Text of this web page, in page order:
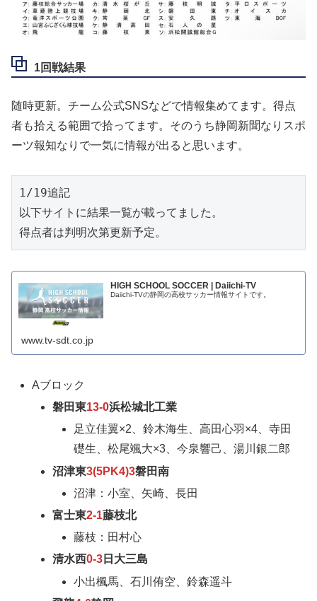
1回戦結果
随時更新。チーム公式SNSなどで情報集めてます。得点
者も拾える範囲で拾ってます。そのうち静岡新聞なりスポ
ーツ報知なりで一気に情報が出ると思います。
1/19追記
以下サイトに結果一覧が載ってました。
得点者は判明次第更新予定。
HIGH SCHOOL SOCCER | Daiichi-TV
Daiichi-TVの静岡の高校サッカー情報サイトです。
www.tv-sdt.co.jp
Aブロック
磐田東13-0浜松城北工業
足立佳翼×2、鈴木海生、高田心羽×4、寺田
礎生、松尾颯大×3、今泉響己、湯川銀二郎
沼津東3(5PK4)3磐田南
沼津：小室、矢崎、長田
富士東2-1藤枝北
藤枝：田村心
清水西0-3 日大三島
小出楓馬、石川侑空、鈴森遥斗